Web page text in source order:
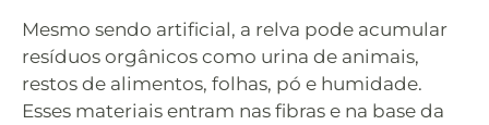
Mesmo sendo artificial, a relva pode acumular
resíduos orgânicos como urina de animais,
restos de alimentos, folhas, pó e humidade.
Esses materiais entram nas fibras e na base da